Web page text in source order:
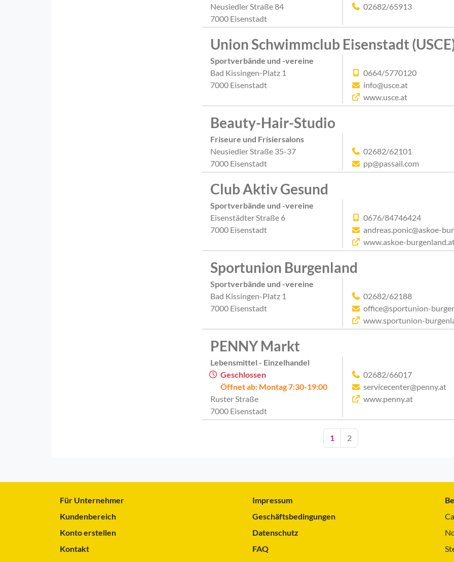
Neusiedler Straße 84
7000 Eisenstadt
02682/65913
Union Schwimmclub Eisenstadt
Sportverbände und -vereine
Bad Kissingen-Platz 1
7000 Eisenstadt
0664/5770120
info@usce.at
www.usce.at
Beauty-Hair-Studio
Friseure und Frisiersalons
Neusiedler Straße 35-37
7000 Eisenstadt
02682/62101
pp@passail.com
Club Aktiv Gesund
Sportverbände und -vereine
Eisenstädter Straße 6
7000 Eisenstadt
0676/84746424
andreas.ponic@askoe-
www.askoe-
Sportunion Burgenland
Sportverbände und -vereine
Bad Kissingen-Platz 1
7000 Eisenstadt
02682/62188
office@sportunion-
www.sportunion-
PENNY Markt
Lebensmittel - Einzelhandel
Geschlossen
Öffnet ab: Montag 7:30-19:00
Ruster Straße
7000 Eisenstadt
02682/66017
servicecenter@penny.at
www.penny.at
1 2
Für Unternehmer
Kundenbereich
Konto erstellen
Kontakt
Impressum
Geschäftsbedingungen
Datenschutz
FAQ